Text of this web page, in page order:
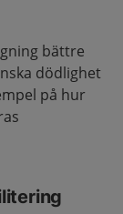
bättre
dödlighet
på hur